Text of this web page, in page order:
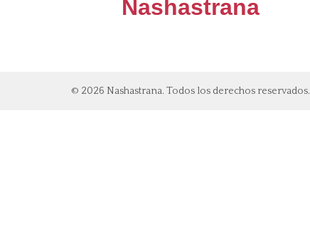
Nashastrana
© 2026 Nashastrana. Todos los derechos reservados.